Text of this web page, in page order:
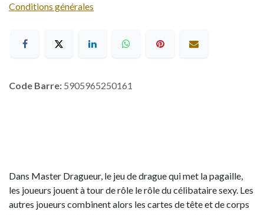
Conditions générales
Code Barre: 5905965250161
Dans Master Dragueur, le jeu de drague qui met la pagaille,
les joueurs jouent à tour de rôle le rôle du célibataire sexy. Les
autres joueurs combinent alors les cartes de tête et de corps